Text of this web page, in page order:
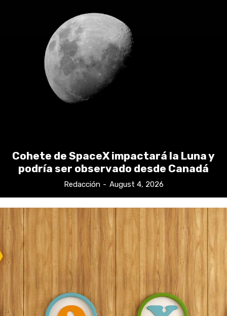
Cohete de SpaceX impactará la Luna y
podría ser observado desde Canadá
Redacción - August 4, 2026